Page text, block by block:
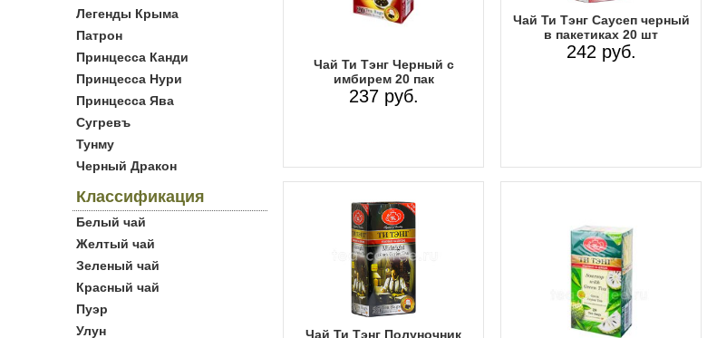
Легенды Крыма
Патрон
Принцесса Канди
Принцесса Нури
Принцесса Ява
Сугревъ
Тунму
Черный Дракон
Классификация
Белый чай
Желтый чай
Зеленый чай
Красный чай
Пуэр
Улун
Чай Ти Тэнг Черный с
имбирем 20 пак
237 руб.
Чай Ти Тэнг Саусеп черный
в пакетиках 20 шт
242 руб.
Чай Ти Тэнг Полуночник